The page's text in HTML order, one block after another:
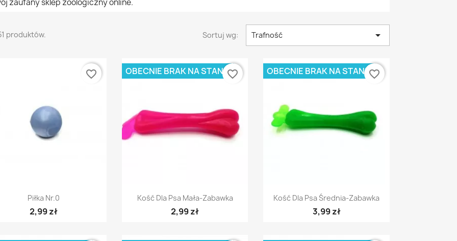
zaufany sklep zoologiczny online.
produktów. Sortuj wg: Trafność 
Szybki podgląd
Piłka Nr.0
2,99 zł
favorite_border
Szybki podgląd
Kość Dla Psa Mała-Zabawka
2,99 zł
OBECNIE BRAK NA STANIEfavorite_border
Szybki podgląd
Kość Dla Psa Średnia-Zabawka
3,99 zł
OBECNIE BRAK NA STANIEfavorite_border